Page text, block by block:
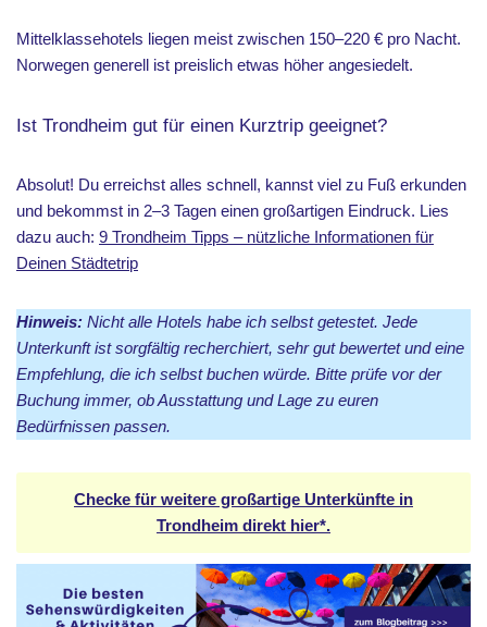
Mittelklassehotels liegen meist zwischen 150–220 € pro Nacht.
Norwegen generell ist preislich etwas höher angesiedelt.
Ist Trondheim gut für einen Kurztrip geeignet?
Absolut! Du erreichst alles schnell, kannst viel zu Fuß erkunden
und bekommst in 2–3 Tagen einen großartigen Eindruck. Lies
dazu auch: 9 Trondheim Tipps – nützliche Informationen für
Deinen Städtetrip
Hinweis: Nicht alle Hotels habe ich selbst getestet. Jede
Unterkunft ist sorgfältig recherchiert, sehr gut bewertet und eine
Empfehlung, die ich selbst buchen würde. Bitte prüfe vor der
Buchung immer, ob Ausstattung und Lage zu euren
Bedürfnissen passen.
Checke für weitere großartige Unterkünfte in
Trondheim direkt hier*.